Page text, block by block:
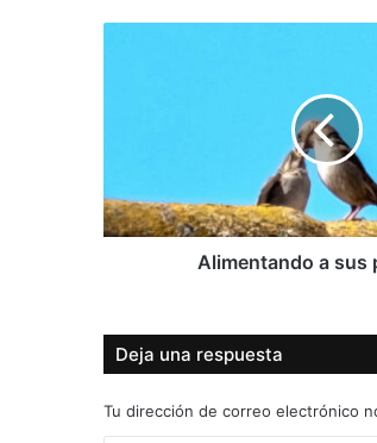
Alimentando a sus
Deja una respuesta
Tu dirección de correo electrónico